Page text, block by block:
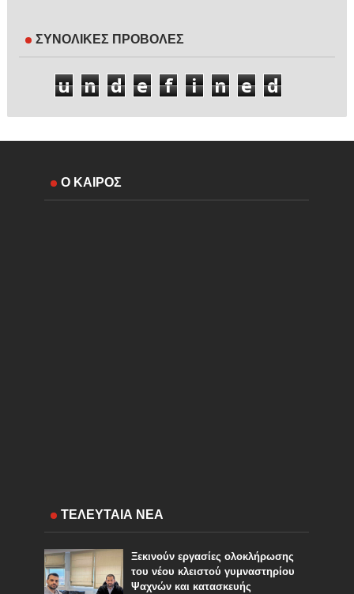
ΣΥΝΟΛΙΚΕΣ ΠΡΟΒΟΛΕΣ
u n d e f i n e d
Ο ΚΑΙΡΟΣ
ΤΕΛΕΥΤΑΙΑ ΝΕΑ
Ξεκινούν εργασίες ολοκλήρωσης
του νέου κλειστού γυμναστηρίου
Ψαχνών και κατασκευής